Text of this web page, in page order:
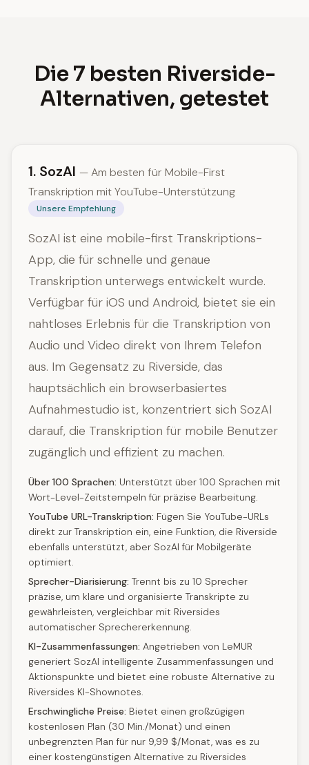
Die 7 besten Riverside-
Alternativen, getestet
1. SozAI — Am besten für Mobile-First
Transkription mit YouTube-Unterstützung
Unsere Empfehlung
SozAI ist eine mobile-first Transkriptions-
App, die für schnelle und genaue
Transkription unterwegs entwickelt wurde.
Verfügbar für iOS und Android, bietet sie ein
nahtloses Erlebnis für die Transkription von
Audio und Video direkt von Ihrem Telefon
aus. Im Gegensatz zu Riverside, das
hauptsächlich ein browserbasiertes
Aufnahmestudio ist, konzentriert sich SozAI
darauf, die Transkription für mobile Benutzer
zugänglich und effizient zu machen.
Über 100 Sprachen: Unterstützt über 100 Sprachen mit
Wort-Level-Zeitstempeln für präzise Bearbeitung.
YouTube URL-Transkription: Fügen Sie YouTube-URLs
direkt zur Transkription ein, eine Funktion, die Riverside
ebenfalls unterstützt, aber SozAI für Mobilgeräte
optimiert.
Sprecher-Diarisierung: Trennt bis zu 10 Sprecher
präzise, um klare und organisierte Transkripte zu
gewährleisten, vergleichbar mit Riversides
automatischer Sprechererkennung.
KI-Zusammenfassungen: Angetrieben von LeMUR
generiert SozAI intelligente Zusammenfassungen und
Aktionspunkte und bietet eine robuste Alternative zu
Riversides KI-Shownotes.
Erschwingliche Preise: Bietet einen großzügigen
kostenlosen Plan (30 Min./Monat) und einen
unbegrenzten Plan für nur 9,99 $/Monat, was es zu
einer kostengünstigen Alternative zu Riversides